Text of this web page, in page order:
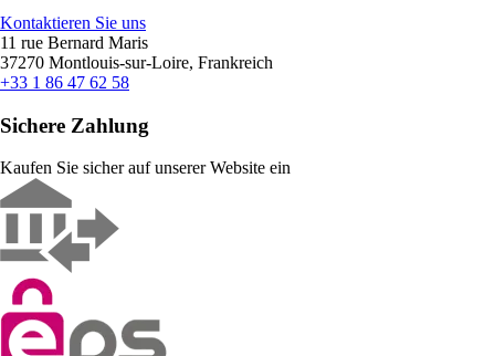
Kontaktieren Sie uns
11 rue Bernard Maris
37270 Montlouis-sur-Loire, Frankreich
+33 1 86 47 62 58
Sichere Zahlung
Kaufen Sie sicher auf unserer Website ein